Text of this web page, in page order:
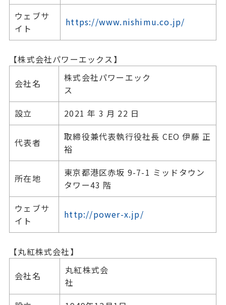
ウェブサ
イト
https://www.nishimu.co.jp/
【株式会社パワーエックス】
会社名
株式会社パワーエック
ス
設立
2021 年 3 月 22 日
代表者
取締役兼代表執行役社長 CEO 伊藤 正
裕
所在地
東京都港区赤坂 9-7-1 ミッドタウン
タワー43 階
ウェブサ
イト
http://power-x.jp/
【丸紅株式会社】
会社名
丸紅株式会
社